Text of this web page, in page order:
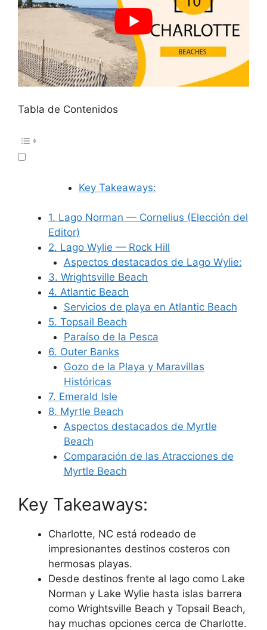
Tabla de Contenidos
Key Takeaways:
1. Lago Norman — Cornelius (Elección del
Editor)
2. Lago Wylie — Rock Hill
Aspectos destacados de Lago Wylie:
3. Wrightsville Beach
4. Atlantic Beach
Servicios de playa en Atlantic Beach
5. Topsail Beach
Paraíso de la Pesca
6. Outer Banks
Gozo de la Playa y Maravillas
Históricas
7. Emerald Isle
8. Myrtle Beach
Aspectos destacados de Myrtle
Beach
Comparación de las Atracciones de
Myrtle Beach
Key Takeaways:
Charlotte, NC está rodeado de
impresionantes destinos costeros con
hermosas playas.
Desde destinos frente al lago como Lake
Norman y Lake Wylie hasta islas barrera
como Wrightsville Beach y Topsail Beach,
hay muchas opciones cerca de Charlotte.